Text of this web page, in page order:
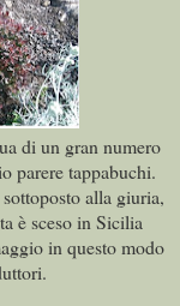
di un gran numero
parere tappabuchi.
alla giuria,
è sceso in Sicilia
in questo modo